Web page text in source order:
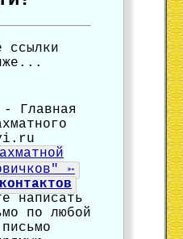
ссылки
- Главная
➳
написать
по любой